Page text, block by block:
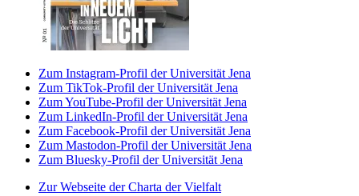
Zum Instagram-Profil der Universität Jena
Zum TikTok-Profil der Universität Jena
Zum YouTube-Profil der Universität Jena
Zum LinkedIn-Profil der Universität Jena
Zum Facebook-Profil der Universität Jena
Zum Mastodon-Profil der Universität Jena
Zum Bluesky-Profil der Universität Jena
Zur Webseite der Charta der Vielfalt